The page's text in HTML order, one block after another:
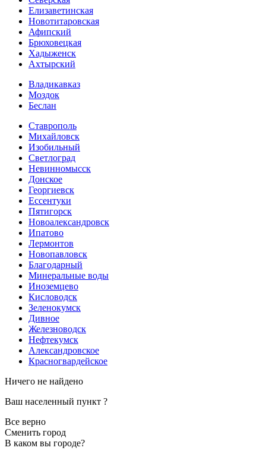
Елизаветинская
Новотитаровская
Афипский
Брюховецкая
Хадыженск
Ахтырский
Владикавказ
Моздок
Беслан
Ставрополь
Михайловск
Изобильный
Светлоград
Невинномысск
Донское
Георгиевск
Ессентуки
Пятигорск
Новоалександровск
Ипатово
Лермонтов
Новопавловск
Благодарный
Минеральные воды
Иноземцево
Кисловодск
Зеленокумск
Дивное
Железноводск
Нефтекумск
Александровское
Красногвардейское
Ничего не найдено
Ваш населенный пункт ?
Все верно
Сменить город
В каком вы городе?